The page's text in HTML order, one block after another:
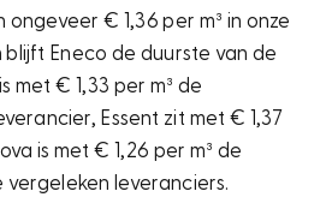
€ 1,36 per m³ in onze
Eneco de duurste van de
is met € 1,33 per m³ de
Essent zit met € 1,37
is met € 1,26 per m³ de
leveranciers.